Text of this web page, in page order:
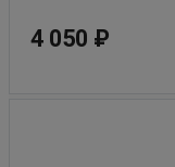
4 050 ₽